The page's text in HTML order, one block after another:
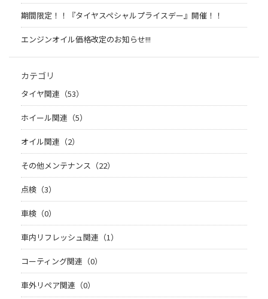
期間限定！！『タイヤスペシャルプライスデー』開催！！
エンジンオイル価格改定のお知らせ!!!
カテゴリ
タイヤ関連（53）
ホイール関連（5）
オイル関連（2）
その他メンテナンス（22）
点検（3）
車検（0）
車内リフレッシュ関連（1）
コーティング関連（0）
車外リペア関連（0）